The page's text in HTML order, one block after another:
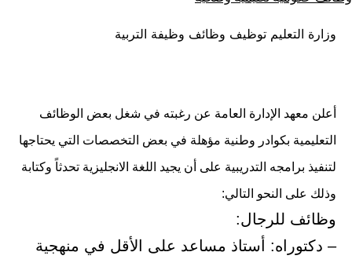
وزارة التعليم توظيف وظائف وظيفة التربية
أعلن معهد الإدارة العامة عن رغبته في شغل بعض الوظائف
التعليمية بكوادر وطنية مؤهلة في بعض التخصصات التي يحتاجها
لتنفيذ برامجه التدريبية على أن يجيد اللغة الانجليزية تحدثاً وكتابة
وذلك على النحو التالي:
وظائف للرجال:
– دكتوراه: أستاذ مساعد على الأقل في منهجية